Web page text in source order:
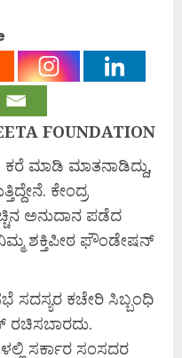
FOUNDATION
ಮಾಡಿ ಮಾತನಾಡಿದ್ದು,
ಕೇಂದ್ರ
ಅನುದಾನ ಪಡೆದ
ಶಕ್ತಿಪೀಠ ಫೌಂಡೇಷನ್
ಸದಸ್ಯರ ಕಚೇರಿ ಸಿಬ್ಬಂಧಿ
ರಚಿಸಬಾರದು.
ಸರ್ಕಾರ ಸಂಸದರ